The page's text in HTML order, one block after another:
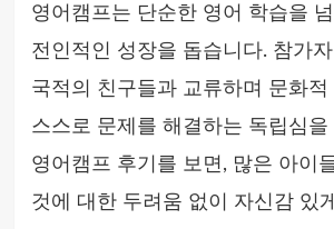
영어캠프는 단순한 영어 학습을
전인적인 성장을 돕습니다. 참가
국적의 친구들과 교류하며 문화적
스스로 문제를 해결하는 독립심을
영어캠프 후기를 보면, 많은 아이
것에 대한 두려움 없이 자신감 있